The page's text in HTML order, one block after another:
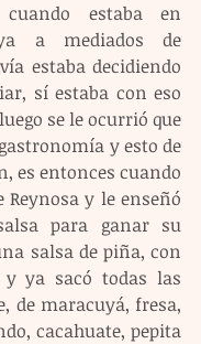
estaba en
a mediados de
estaba decidiendo
sí estaba con eso
se le ocurrió que
y esto de
es entonces cuando
y le enseñó
para ganar su
salsa de piña, con
y ya sacó todas las
de maracuyá, fresa,
cacahuate, pepita